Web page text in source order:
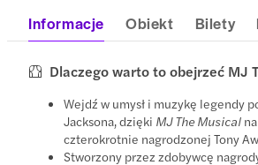
Informacje Obiekt Bilety
Dlaczego warto to obejrzeć MJ
Wejdź w umysł i muzykę legendy
Jacksona, dzięki MJ The Musical
czterokrotnie nagrodzonej Tony
Stworzony przez zdobywcę